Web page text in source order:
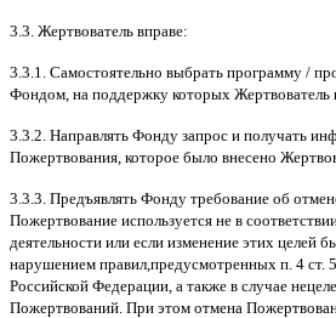
3.3. Жертвователь вправе:
3.3.1. Самостоятельно выбрать программу /
Фондом на поддержку которых Жертвователь
3.3.2. Направлять Фонду запрос и получать
Пожертвования которое было внесено
3.3.3. Предъявлять Фонду требование об
Пожертвование используется не в
деятельности или если изменение этих целей
нарушением правил предусмотренных п . 4 ст.
Российской Федерации а также в случае
Пожертвований При этом отмена